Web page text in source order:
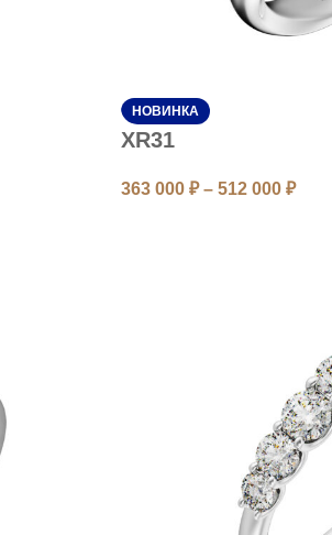
НОВИНКА
XR31
363 000₽ – 512 000₽